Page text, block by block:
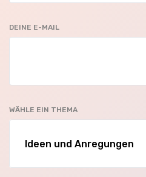
DEINE E-MAIL
WÄHLE EIN THEMA